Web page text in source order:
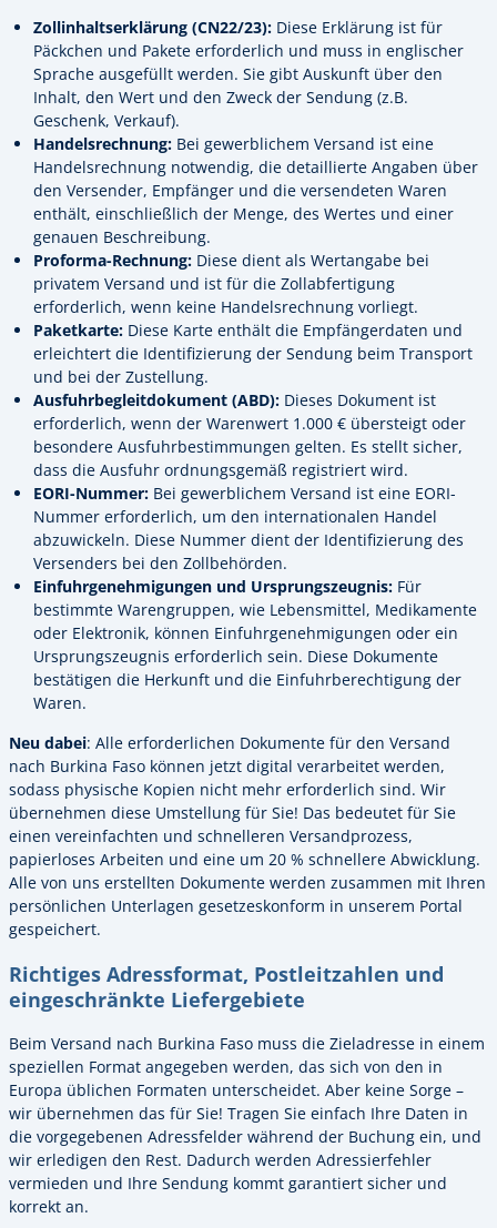
Zollinhaltserklärung (CN22/23): Diese Erklärung ist für
Päckchen und Pakete erforderlich und muss in englischer
Sprache ausgefüllt werden. Sie gibt Auskunft über den
Inhalt, den Wert und den Zweck der Sendung (z.B.
Geschenk, Verkauf).
Handelsrechnung: Bei gewerblichem Versand ist eine
Handelsrechnung notwendig, die detaillierte Angaben über
den Versender, Empfänger und die versendeten Waren
enthält, einschließlich der Menge, des Wertes und einer
genauen Beschreibung.
Proforma-Rechnung: Diese dient als Wertangabe bei
privatem Versand und ist für die Zollabfertigung
erforderlich, wenn keine Handelsrechnung vorliegt.
Paketkarte: Diese Karte enthält die Empfängerdaten und
erleichtert die Identifizierung der Sendung beim Transport
und bei der Zustellung.
Ausfuhrbegleitdokument (ABD): Dieses Dokument ist
erforderlich, wenn der Warenwert 1.000 € übersteigt oder
besondere Ausfuhrbestimmungen gelten. Es stellt sicher,
dass die Ausfuhr ordnungsgemäß registriert wird.
EORI-Nummer: Bei gewerblichem Versand ist eine EORI-
Nummer erforderlich, um den internationalen Handel
abzuwickeln. Diese Nummer dient der Identifizierung des
Versenders bei den Zollbehörden.
Einfuhrgenehmigungen und Ursprungszeugnis: Für
bestimmte Warengruppen, wie Lebensmittel, Medikamente
oder Elektronik, können Einfuhrgenehmigungen oder ein
Ursprungszeugnis erforderlich sein. Diese Dokumente
bestätigen die Herkunft und die Einfuhrberechtigung der
Waren.
Neu dabei: Alle erforderlichen Dokumente für den Versand
nach Burkina Faso können jetzt digital verarbeitet werden,
sodass physische Kopien nicht mehr erforderlich sind. Wir
übernehmen diese Umstellung für Sie! Das bedeutet für Sie
einen vereinfachten und schnelleren Versandprozess,
papierloses Arbeiten und eine um 20 % schnellere Abwicklung.
Alle von uns erstellten Dokumente werden zusammen mit Ihren
persönlichen Unterlagen gesetzeskonform in unserem Portal
gespeichert.
Richtiges Adressformat, Postleitzahlen und
eingeschränkte Liefergebiete
Beim Versand nach Burkina Faso muss die Zieladresse in einem
speziellen Format angegeben werden, das sich von den in
Europa üblichen Formaten unterscheidet. Aber keine Sorge –
wir übernehmen das für Sie! Tragen Sie einfach Ihre Daten in
die vorgegebenen Adressfelder während der Buchung ein, und
wir erledigen den Rest. Dadurch werden Adressierfehler
vermieden und Ihre Sendung kommt garantiert sicher und
korrekt an.